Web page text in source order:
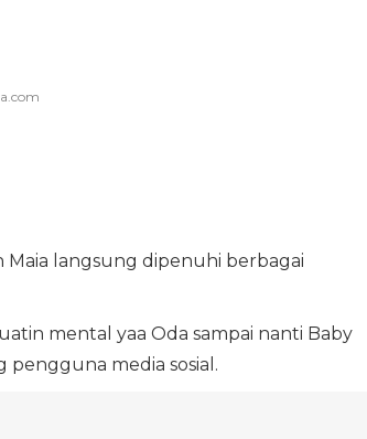
langsung dipenuhi berbagai
mental yaa Oda sampai nanti Baby
pengguna media sosial.